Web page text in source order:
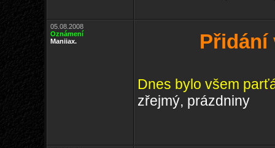
05.08.2008
Oznámení
Maniiax.
Přidání
Dnes bylo všem
zřejmý, prázdniny